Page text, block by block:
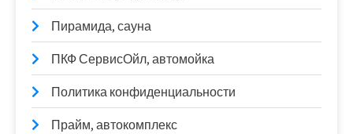
Пирамида, сауна
ПКФ СервисОйл, автомойка
Политика конфиденциальности
Прайм, автокомплекс